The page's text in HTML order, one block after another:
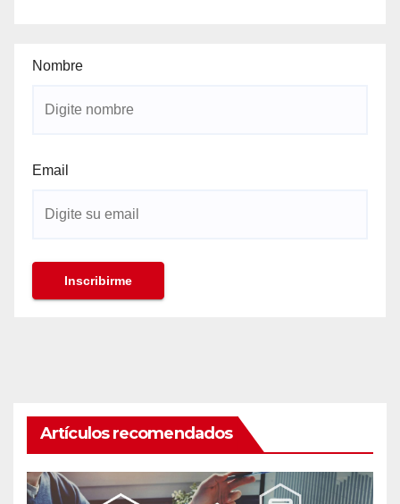
Nombre
Email
Artículos recomendados